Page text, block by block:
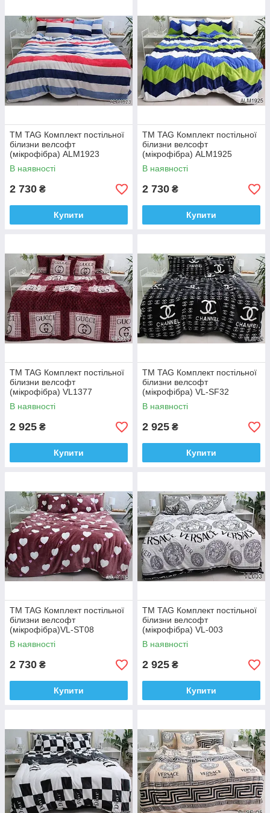
ТМ TAG Комплект постільної
білизни велсофт
(мікрофібра) ALM1923
В наявності
2 730 ₴
Купити
ТМ TAG Комплект постільної
білизни велсофт
(мікрофібра) ALM1925
В наявності
2 730 ₴
Купити
ТМ TAG Комплект постільної
білизни велсофт
(мікрофібра) VL1377
В наявності
2 925 ₴
Купити
ТМ TAG Комплект постільної
білизни велсофт
(мікрофібра) VL-SF32
В наявності
2 925 ₴
Купити
ТМ TAG Комплект постільної
білизни велсофт
(мікрофібра)VL-ST08
В наявності
2 730 ₴
Купити
ТМ TAG Комплект постільної
білизни велсофт
(мікрофібра) VL-003
В наявності
2 925 ₴
Купити